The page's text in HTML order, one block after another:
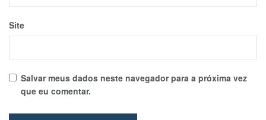
Site
Salvar meus dados neste navegador para a próxima vez
que eu comentar.